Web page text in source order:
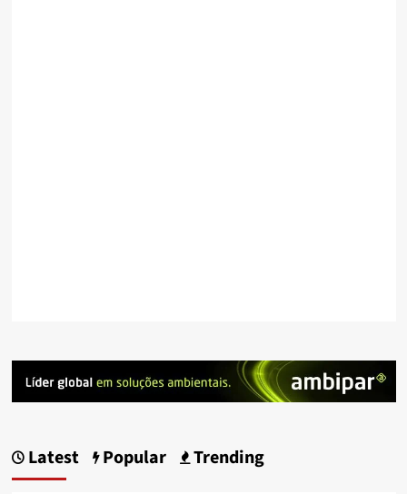
Latest Popular Trending